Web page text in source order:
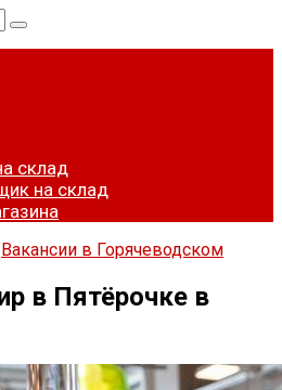
склад
на склад
Вакансии в Горячеводском
в Пятёрочке в